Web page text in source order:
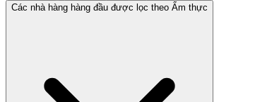
Các nhà hàng hàng đầu được lọc theo Ẩm thực